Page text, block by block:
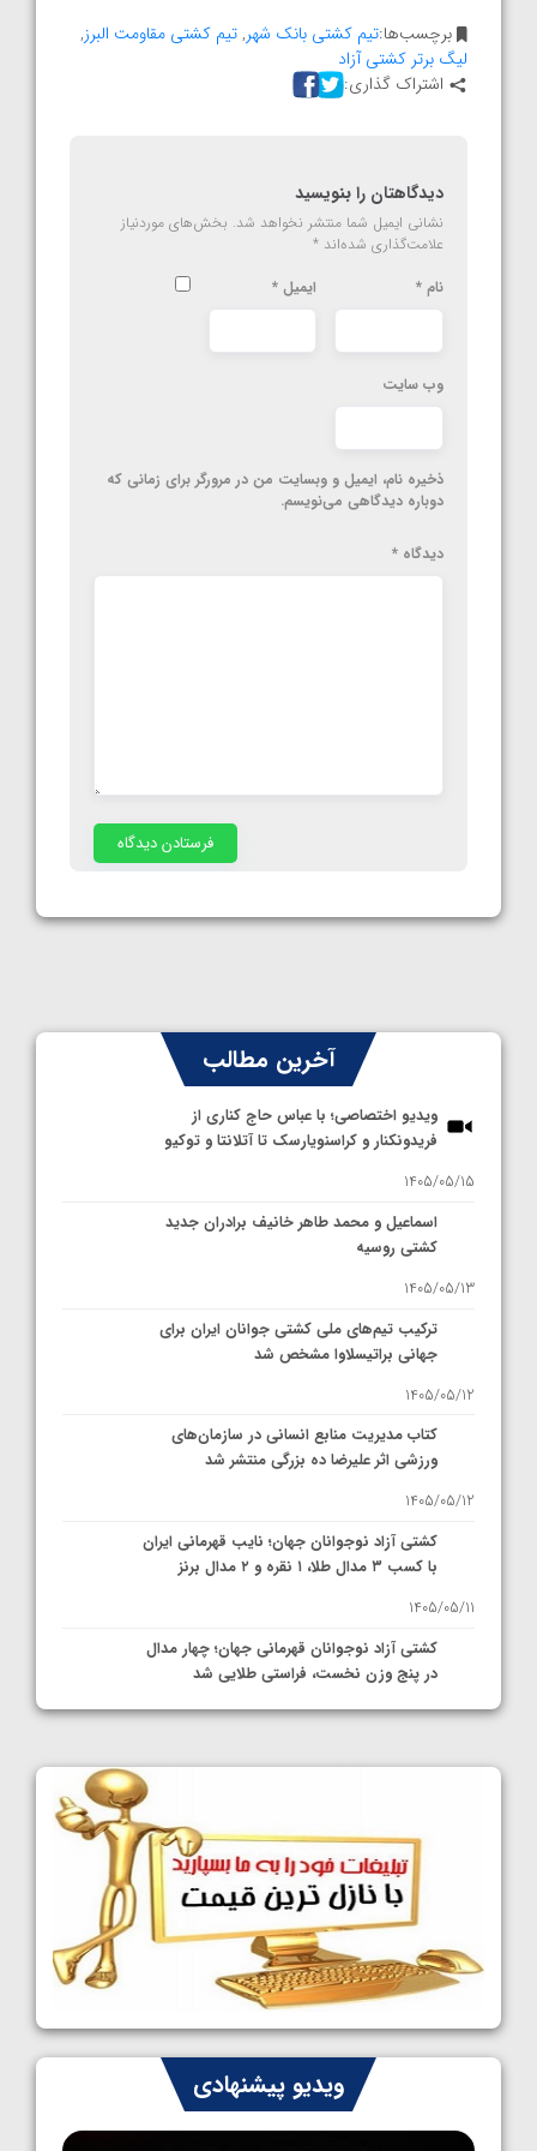
برچسب‌ها:تیم کشتی بانک شهر,تیم کشتی مقاومت البرز,
لیگ برتر کشتی آزاد
اشتراک گذاری:
دیدگاهتان را بنویسید
نشانی ایمیل شما منتشر نخواهد شد. بخش‌های موردنیاز
علامت‌گذاری شده‌اند *
نام * ایمیل *
وب‌ سایت
ذخیره نام، ایمیل و وبسایت من در مرورگر برای زمانی که
دوباره دیدگاهی می‌نویسم.
دیدگاه *
آخرین مطالب
ویدیو اختصاصی؛ با عباس حاج کناری از
فریدونکنار و کراسنویارسک تا آتلانتا و توکیو
1405/05/15
اسماعیل و محمد طاهر خانیف برادران جدید
کشتی روسیه
1405/05/13
ترکیب تیم‌های ملی کشتی جوانان ایران برای
جهانی براتیسلاوا مشخص شد
1405/05/12
کتاب مدیریت منابع انسانی در سازمان‌های
ورزشی اثر علیرضا ده بزرگی منتشر شد
1405/05/12
کشتی آزاد نوجوانان جهان؛ نایب قهرمانی ایران
با کسب ۳ مدال طلا، ۱ نقره و ۲ مدال برنز
1405/05/11
کشتی آزاد نوجوانان قهرمانی جهان؛ چهار مدال
در پنج وزن نخست، فراستی طلایی شد
1405/05/11
کشتی آزاد نوجوانان جهان؛ رقبای نمایندگان
ایران مشخص شدند
1405/05/08
کشتی فرنگی نوجوانان جهان؛ سکوی تیمی
سوم برای ایران
1405/05/07
ایران چشم به راه چهار مدال در پنج وزن دوم
کشتی فرنگی نوجوانان جهان
1405/05/06
ویدیو پیشنهادی